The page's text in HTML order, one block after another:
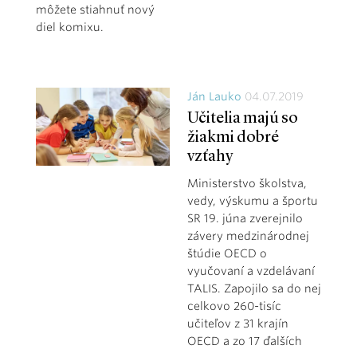
môžete stiahnuť nový
diel komixu.
Ján Lauko 04.07.2019
Učitelia majú so
žiakmi dobré
vzťahy
Ministerstvo školstva,
vedy, výskumu a športu
SR 19. júna zverejnilo
závery medzinárodnej
štúdie OECD o
vyučovaní a vzdelávaní
TALIS. Zapojilo sa do nej
celkovo 260-tisíc
učiteľov z 31 krajín
OECD a zo 17 ďalších